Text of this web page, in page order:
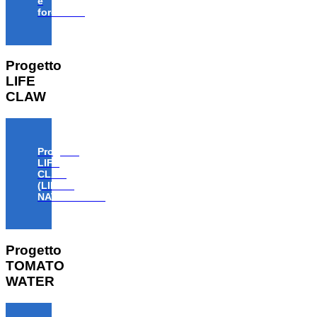
forestale”
Progetto
LIFE
CLAW
Progetto
LIFE
CLAW
(LIFE18
NAT/IT/000806)
Progetto
TOMATO
WATER